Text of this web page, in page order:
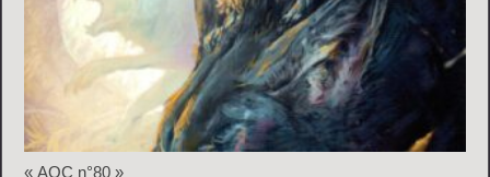
« AOC n°80 »